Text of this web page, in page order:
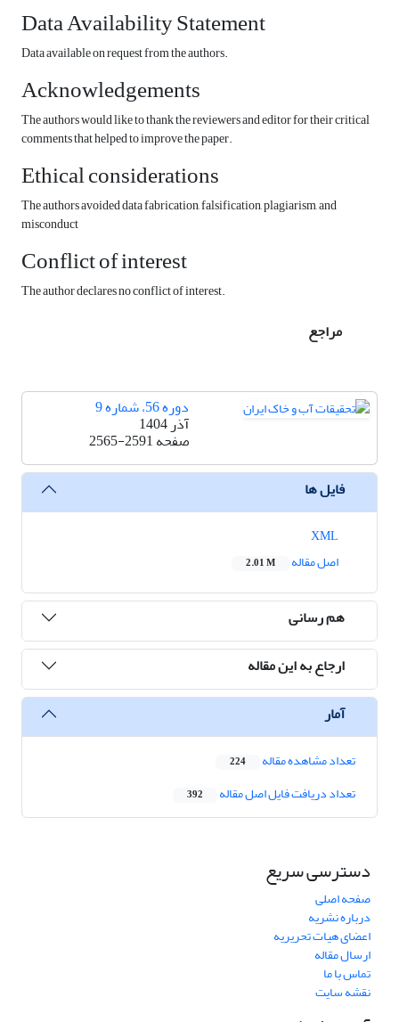
Data Availability Statement
Data available on request from the authors.
Acknowledgements
The authors would like to thank the reviewers and editor for their critical
comments that helped to improve the paper.
Ethical considerations
The authors avoided data fabrication, falsification, plagiarism, and
misconduct
Conflict of interest
The author declares no conflict of interest.
مراجع
دوره 56، شماره 9
آذر 1404
صفحه2565-2591
فایل ها
اصل مقاله
2.01 M
هم رسانی
ارجاع به این مقاله
آمار
تعداد مشاهده مقاله 224
تعداد دریافت فایل اصل مقاله 392
دسترسی سریع
صفحه اصلی
درباره نشریه
اعضای هیات تحریریه
ارسال مقاله
تماس با ما
نقشه سایت